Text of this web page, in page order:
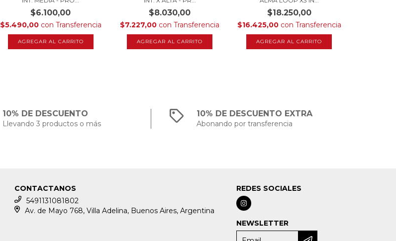
$6.100,00
$5.490,00 con Transferencia
$8.030,00
$7.227,00 con Transferencia
$18.250,00
$16.425,00 con Transferencia
10% DE DESCUENTO
Llevando 3 productos o más
10% DE DESCUENTO EXTRA
Abonando por transferencia
CONTACTANOS
5491131081802
Av. de Mayo 768, Villa Adelina, Buenos Aires, Argentina
REDES SOCIALES
NEWSLETTER